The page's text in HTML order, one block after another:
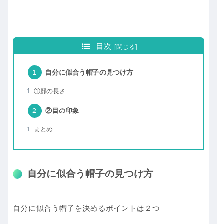
目次
自分に似合う帽子の見つけ方
①顔の長さ
②目の印象
まとめ
自分に似合う帽子の見つけ方
自分に似合う帽子を決めるポイントは２つ